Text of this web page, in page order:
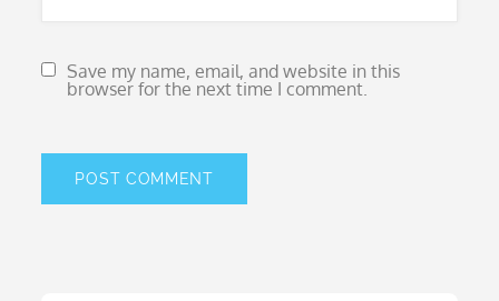
Save my name, email, and website in this
browser for the next time I comment.